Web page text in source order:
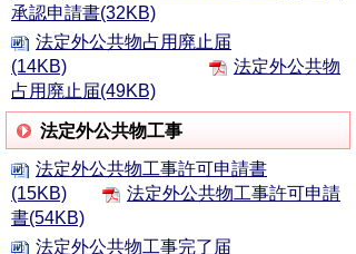
承認申請書(32KB)
法定外公共物占用廃止届
(14KB)
法定外公共物
占用廃止届(49KB)
法定外公共物工事
法定外公共物工事許可申請書
(15KB)
法定外公共物工事許可申請
書(54KB)
法定外公共物工事完了届